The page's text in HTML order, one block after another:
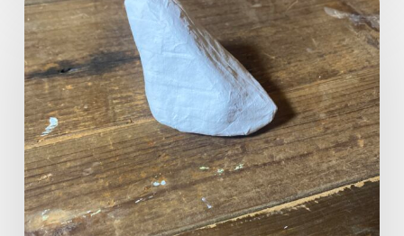
や
つ
に
ま
る
の
張
り
子